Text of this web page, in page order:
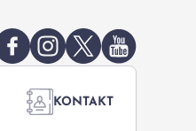
KONTAKT